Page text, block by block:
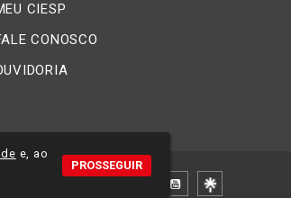
CIESP
CONOSCO
e, ao
PROSSEGUIR